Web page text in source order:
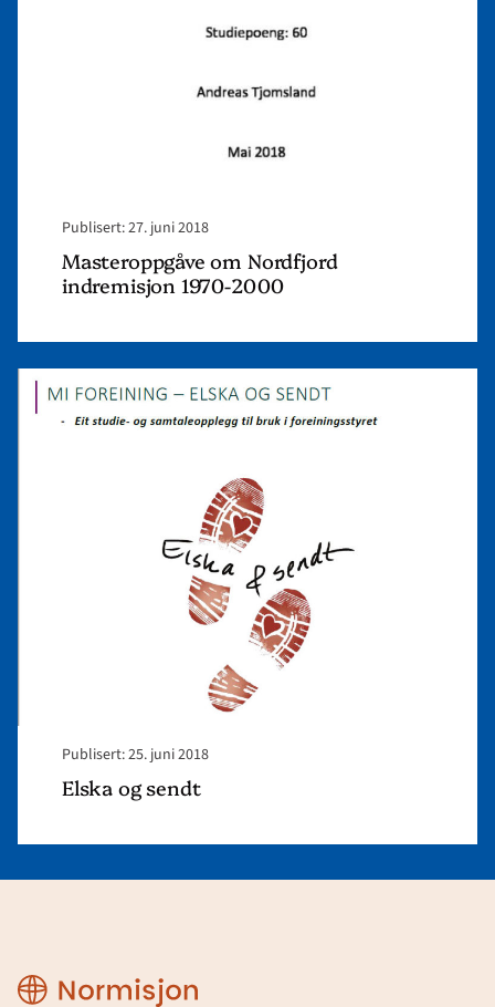
Publisert: 27. juni 2018
Masteroppgåve om Nordfjord
indremisjon 1970-2000
2000"
Publisert: 25. juni 2018
Elska og sendt
article
"Elska
sendt"
Region